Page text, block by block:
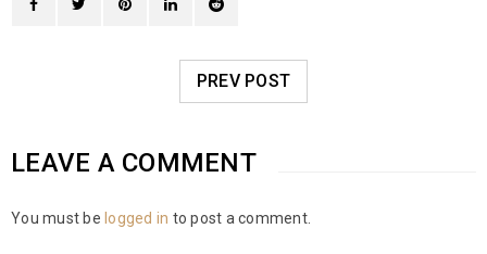
PREV POST
LEAVE A COMMENT
You must be logged in to post a comment.